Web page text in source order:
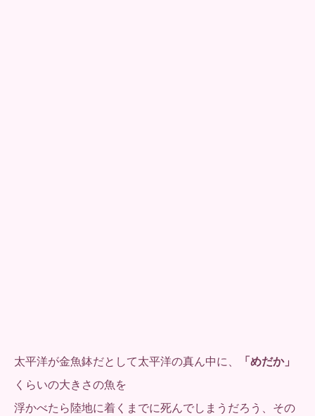
太平洋が金魚鉢だとして太平洋の真ん中に、
「めだか」
くらいの大きさの魚を
浮かべたら陸地に着くまでに死んでしまうだろう、その